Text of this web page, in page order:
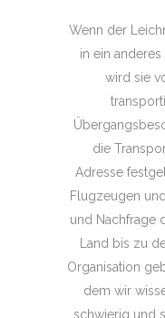
Wenn der
in ein
wird sie
die
Adresse
Flugzeugen
und Nachfrage
Land bis zu
Organisation
dem wir
schwierig und